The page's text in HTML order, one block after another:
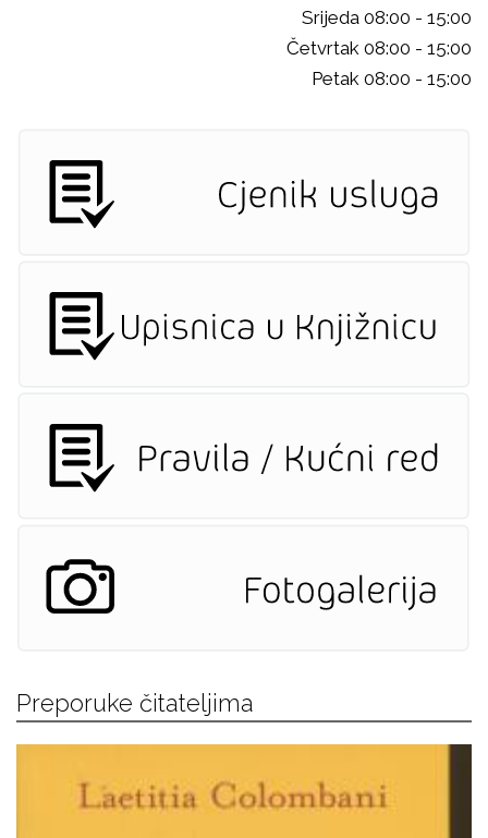
Srijeda 08:00 - 15:00
Četvrtak 08:00 - 15:00
Petak 08:00 - 15:00
Preporuke čitateljima